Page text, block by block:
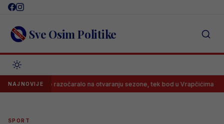
Skip
content Sve Osim Politike
NAJNOVIJE
razočaralo na otvaranju sezone, tek bod u Vrapčićima
SPORT